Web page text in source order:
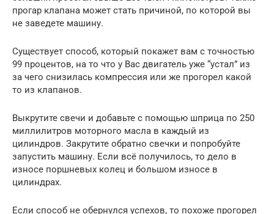
прогар клапана может стать причиной, по которой вы
не заведете машину.
Существует способ, который покажет вам с точностью
99 процентов, на то что у Вас двигатель уже “устал” из
за чего снизилась компрессия или же прогорел какой
то из клапанов.
Выкрутите свечи и добавьте с помощью шприца по 250
миллилитров моторного масла в каждый из
цилиндров. Закрутите обратно свечки и попробуйте
запустить машину. Если всё получилось, то дело в
износе поршневых колец и большом износе в
цилиндрах.
Если способ не обернулся успехов, то похоже прогорел